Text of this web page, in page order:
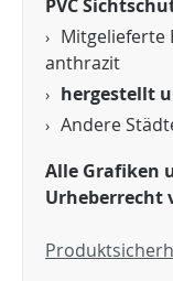
PVC
Mitgelieferte
anthrazit
hergestellt
Andere
Alle Grafiken
Urheberrecht